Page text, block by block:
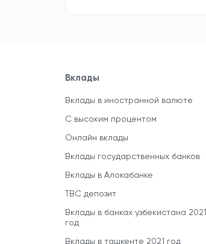
Вклады
Вклады в иностранной валюте
С высоким процентом
Онлайн вклады
Вклады государственных банков
Вклады в Алокабанке
TBC депозит
Вклады в банках узбекистана 2021
год
Вклады в ташкенте 2021 год